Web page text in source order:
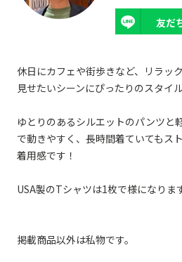
友だ
休日にカフェや街歩きなど、リラッ
見せたいシーンにぴったりのスタイル
ゆとりのあるシルエットのパンツと
で動きやすく、長時間着ていてもス
着用感です！
USA製のTシャツは1枚で様になりま
掲載商品以外は私物です。